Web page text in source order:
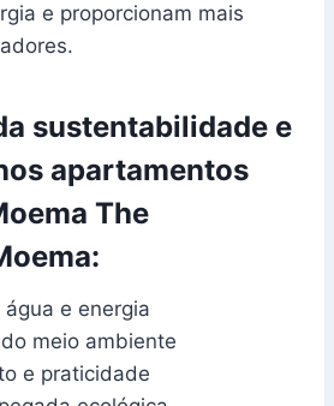
e proporcionam mais
sustentabilidade e
apartamentos
The
e energia
meio ambiente
e praticidade